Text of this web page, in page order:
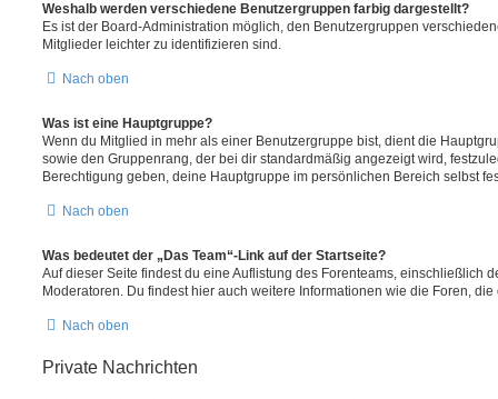
Weshalb werden verschiedene Benutzergruppen farbig dargestellt?
Es ist der Board-Administration möglich, den Benutzergruppen
Mitglieder leichter zu identifizieren sind.
Nach oben
Was ist eine Hauptgruppe?
Wenn du Mitglied in mehr als einer Benutzergruppe bist, dient die
sowie den Gruppenrang, der bei dir standardmäßig angezeigt wird,
Berechtigung geben, deine Hauptgruppe im persönlichen Bereich selbst
Nach oben
Was bedeutet der „Das Team“-Link auf der Startseite?
Auf dieser Seite findest du eine Auflistung des Forenteams, einschließlich
Moderatoren. Du findest hier auch weitere Informationen wie die Foren,
Nach oben
Private Nachrichten